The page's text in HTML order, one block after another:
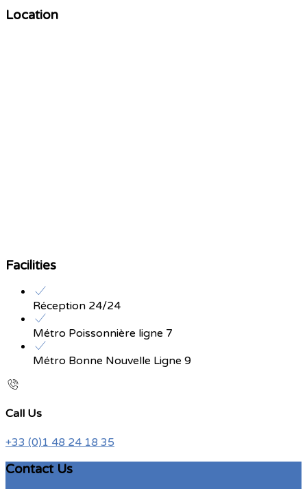
Location
Facilities
Réception 24/24
Métro Poissonnière ligne 7
Métro Bonne Nouvelle Ligne 9
Call Us
+33 (0)1 48 24 18 35
Contact Us